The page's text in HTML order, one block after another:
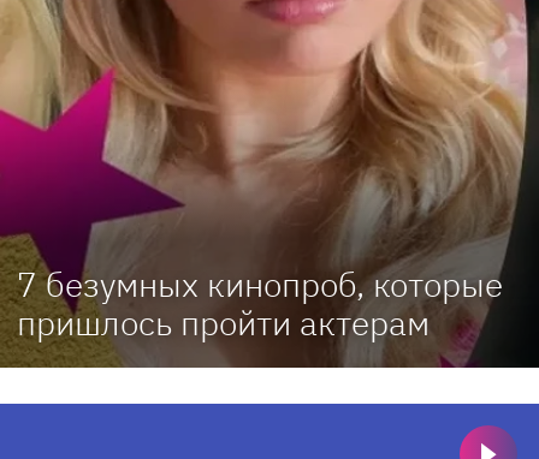
7 безумных кинопроб, которые
пришлось пройти актерам